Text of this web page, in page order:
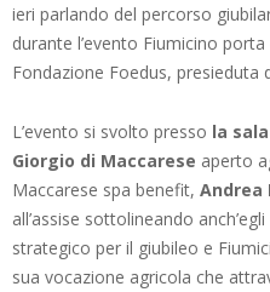
ieri parlando del percorso
durante l’evento Fiumicino
Fondazione Foedus, presieduta
L’evento si svolto presso la
Giorgio di Maccarese aperto
Maccarese spa benefit, Andrea
all’assise sottolineando
strategico per il giubileo e
sua vocazione agricola che